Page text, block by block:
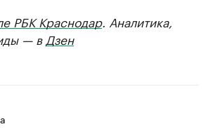
РБК Краснодар. Аналитика,
— в Дзен